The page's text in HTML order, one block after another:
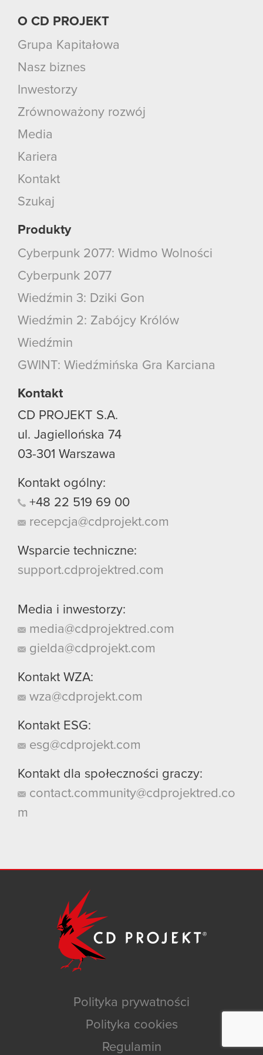
O CD PROJEKT
Grupa Kapitałowa
Nasz biznes
Inwestorzy
Zrównoważony rozwój
Media
Kariera
Kontakt
Szukaj
Produkty
Cyberpunk 2077: Widmo Wolności
Cyberpunk 2077
Wiedźmin 3: Dziki Gon
Wiedźmin 2: Zabójcy Królów
Wiedźmin
GWINT: Wiedźmińska Gra Karciana
Kontakt
CD PROJEKT S.A.
ul. Jagiellońska 74
03-301 Warszawa
Kontakt ogólny:
+48 22 519 69 00
recepcja@cdprojekt.com
Wsparcie techniczne:
support.cdprojektred.com
Media i inwestorzy:
media@cdprojektred.com
gielda@cdprojekt.com
Kontakt WZA:
wza@cdprojekt.com
Kontakt ESG:
esg@cdprojekt.com
Kontakt dla społeczności graczy:
contact.community@cdprojektred.co
m
Polityka prywatności
Polityka cookies
Regulamin